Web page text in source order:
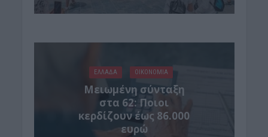
ΕΛΛΑΔΑ ΟΙΚΟΝΟΜΙΑ
Μειωμένη σύνταξη
στα 62: Ποιοι
κερδίζουν έως 86.000
ευρώ